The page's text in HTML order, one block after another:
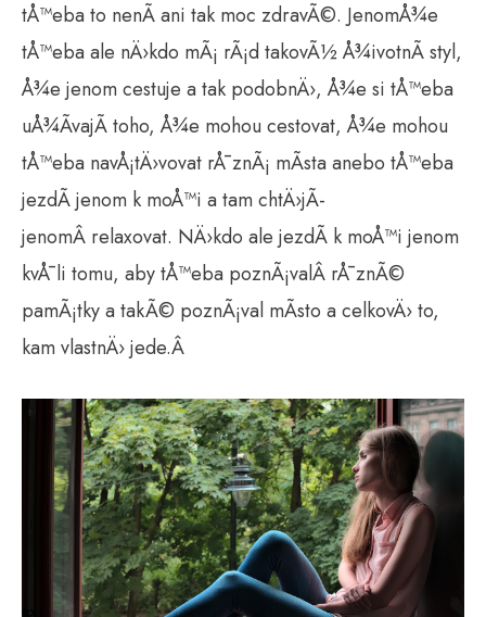
tÅ™eba to nenÃ­ ani tak moc zdravÃ©. JenomÅ¾e
tÅ™eba ale nÄ›kdo mÃ¡ rÃ¡d takovÃ½ Å¾ivotnÃ­ styl,
Å¾e jenom cestuje a tak podobnÄ›, Å¾e si tÅ™eba
uÅ¾Ã­vajÃ­ toho, Å¾e mohou cestovat, Å¾e mohou
tÅ™eba navÅ¡tÄ›vovat rÅ¯znÃ¡ mÃ­sta anebo tÅ™eba
jezdÃ­ jenom k moÅ™i a tam chtÄ›jÃ­
jenomÂ relaxovat. NÄ›kdo ale jezdÃ­ k moÅ™i jenom
kvÅ¯li tomu, aby tÅ™eba poznÃ¡valÂ rÅ¯znÃ©
pamÃ¡tky a takÃ© poznÃ¡val mÃ­sto a celkovÄ› to,
kam vlastnÄ› jede.Â